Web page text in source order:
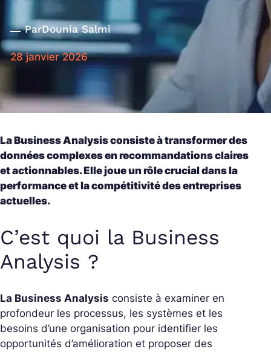
ParDounia Salmi
28 janvier 2026
La Business Analysis consiste à transformer des
données complexes en recommandations claires
et actionnables. Elle joue un rôle crucial dans la
performance et la compétitivité des entreprises
actuelles.
C’est quoi la Business
Analysis ?
La Business Analysis consiste à examiner en
profondeur les processus, les systèmes et les
besoins d’une organisation pour identifier les
opportunités d’amélioration et proposer des